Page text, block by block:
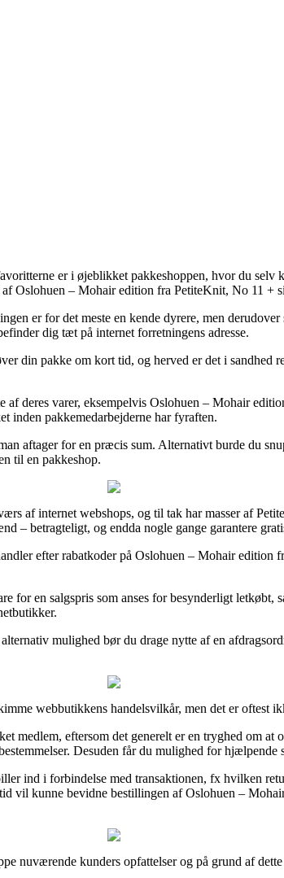
er i øjeblikket pakkeshoppen, hvor du selv
Oslohuen – Mohair edition fra PetiteKnit, No 11 +
er for det meste en kende dyrere, men
dig tæt på internet forretningens adresse.
din pakke om kort tid, og herved er det i sandhed
deres varer, eksempelvis Oslohuen – Mohair
inden pakkemedarbejderne har fyraften.
aftager for en præcis sum. Alternativt burde du
til en pakkeshop.
af internet webshops, og til tak har masser af
– betragteligt, og endda nogle gange garantere
efter rabatkoder på Oslohuen – Mohair
en salgspris som anses for besynderligt
mulighed bør du drage nytte af en
webbutikkens handelsvilkår, men det er oftest
eftersom det generelt er en tryghed om at
Desuden får du mulighed for
ind i forbindelse med transaktionen, fx hvilken
vil kunne bevidne bestillingen af Oslohuen –
nuværende kunders opfattelser og på grund af